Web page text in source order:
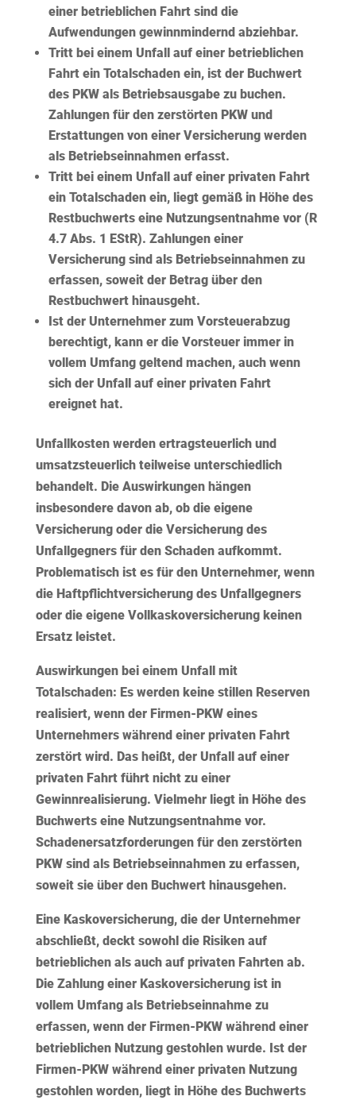
einer betrieblichen Fahrt sind die
Aufwendungen gewinnmindernd abziehbar.
Tritt bei einem Unfall auf einer betrieblichen
Fahrt ein Totalschadenein, ist der Buchwert
des PKW als Betriebsausgabe zu buchen.
Zahlungen für den zerstörten PKW und
Erstattungen von einer Versicherung werden
als Betriebseinnahmen erfasst.
Tritt bei einem Unfall auf einer privatenFahrt
ein Totalschadenein, liegt gemäß in Höhe des
Restbuchwerts eine Nutzungsentnahmevor (R
4.7 Abs. 1 EStR). Zahlungen einer
Versicherung sind als Betriebseinnahmen zu
erfassen, soweit der Betrag über den
Restbuchwert hinausgeht.
Ist der Unternehmer zum Vorsteuerabzug
berechtigt, kann er die Vorsteuer immerin
vollem Umfang geltend machen, auch wenn
sich der Unfall auf einer privaten Fahrt
ereignet hat.
Unfallkosten werden ertragsteuerlich und
umsatzsteuerlich teilweise unterschiedlich
behandelt. Die Auswirkungen hängen
insbesondere davon ab, ob die eigene
Versicherung oder die Versicherung des
Unfallgegners für den Schaden aufkommt.
Problematisch ist es für den Unternehmer, wenn
die Haftpflichtversicherung des Unfallgegners
oder die eigene Vollkaskoversicherung keinen
Ersatz leistet.
Auswirkungen bei einem Unfall mit
Totalschaden: Es werden keine stillen Reserven
realisiert, wenn der Firmen-PKW eines
Unternehmers während einer privaten Fahrt
zerstört wird. Das heißt, der Unfall auf einer
privaten Fahrt führt nicht zu einer
Gewinnrealisierung. Vielmehr liegt in Höhe des
Buchwertseine Nutzungsentnahme vor.
Schadenersatzforderungen für den zerstörten
PKW sind als Betriebseinnahmen zu erfassen,
soweit sie über den Buchwert hinausgehen.
Eine Kaskoversicherung, die der Unternehmer
abschließt, deckt sowohl die Risiken auf
betrieblichen als auch auf privaten Fahrten ab.
Die Zahlung einer Kaskoversicherung ist in
vollem Umfang als Betriebseinnahme zu
erfassen, wenn der Firmen-PKW während einer
betrieblichen Nutzung gestohlen wurde. Ist der
Firmen-PKW während einer privaten Nutzung
gestohlen worden, liegt in Höhe des Buchwerts